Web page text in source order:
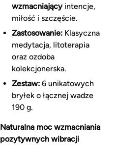
wzmacniającyintencje,
miłość i szczęście.
Zastosowanie:Klasyczna
medytacja, litoterapia
oraz ozdoba
kolekcjonerska.
Zestaw:6 unikatowych
bryłek o łącznej wadze
190 g.
Naturalna moc wzmacniania
pozytywnych wibracji